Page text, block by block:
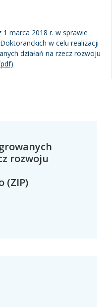
1 marca 2018 r. w sprawie
w celu realizacji
działań na rzecz rozwoju
rozwoju
(ZIP)